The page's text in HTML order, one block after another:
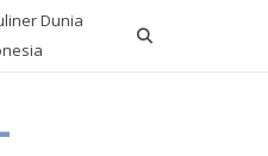
Dunia